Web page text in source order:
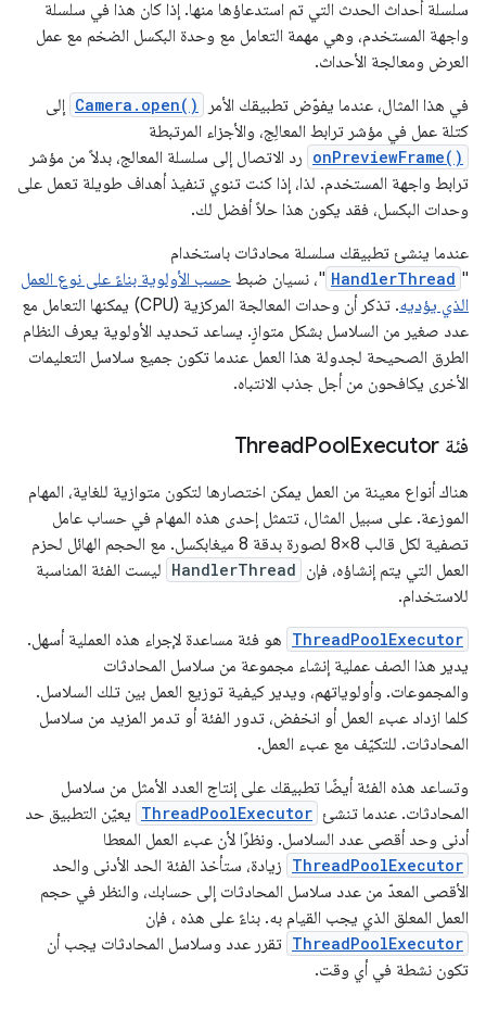
سلسلة أحداث الحدث التي تم استدعاؤها منها. إذا كان هذا في سلسلة
واجهة المستخدم، وهي مهمة التعامل مع وحدة البكسل الضخم مع عمل
العرض ومعالجة الأحداث.
في هذا المثال، عندما يفوّض تطبيقك الأمر
Camera.open() إلى
كتلة عمل في مؤشر ترابط المعالِج، والأجزاء المرتبطة
onPreviewFrame() رد الاتصال إلى سلسلة المعالج، بدلاً من مؤشر
ترابط واجهة المستخدم. لذا، إذا كنت تنوي تنفيذ أهداف طويلة تعمل على
وحدات البكسل، فقد يكون هذا حلاً أفضل لك.
عندما ينشئ تطبيقك سلسلة محادثات باستخدام
"
HandlerThread "، نسيان ضبط حسب الأولوية بناءً على نوع العمل
الذي يؤديه
. تذكر أن وحدات المعالجة المركزية (CPU) يمكنها التعامل مع
عدد صغير من السلاسل بشكل متوازٍ. يساعد تحديد الأولوية يعرف النظام
الطرق الصحيحة لجدولة هذا العمل عندما تكون جميع سلاسل التعليمات
الأخرى يكافحون من أجل جذب الانتباه.
فئة Thread PoolExecutor
هناك أنواع معينة من العمل يمكن اختصارها لتكون متوازية للغاية، المهام
الموزعة. على سبيل المثال، تتمثل إحدى هذه المهام في حساب عامل
تصفية لكل قالب 8×8 لصورة بدقة 8 ميغابكسل. مع الحجم الهائل لحزم
العمل التي يتم إنشاؤه، فإن HandlerThread ليست الفئة المناسبة
للاستخدام.
ThreadPoolExecutor هو فئة مساعدة لإجراء هذه العملية أسهل.
يدير هذا الصف عملية إنشاء مجموعة من سلاسل المحادثات
والمجموعات. وأولوياتهم، ويدير كيفية توزيع العمل بين تلك السلاسل.
كلما ازداد عبء العمل أو انخفض، تدور الفئة أو تدمر المزيد من سلاسل
المحادثات. للتكيّف مع عبء العمل.
وتساعد هذه الفئة أيضًا تطبيقك على إنتاج العدد الأمثل من سلاسل
المحادثات. عندما تنشئ ThreadPoolExecutor يعيّن التطبيق حد
أدنى وحد أقصى عدد السلاسل. ونظرًا لأن عبء العمل المعطا
ThreadPoolExecutor زيادة، ستأخذ الفئة الحد الأدنى والحد
الأقصى المعدّ من عدد سلاسل المحادثات إلى حسابك، والنظر في حجم
العمل المعلق الذي يجب القيام به. بناءً على هذه ، فإن
ThreadPoolExecutor تقرر عدد وسلاسل المحادثات يجب أن
تكون نشطة في أي وقت.